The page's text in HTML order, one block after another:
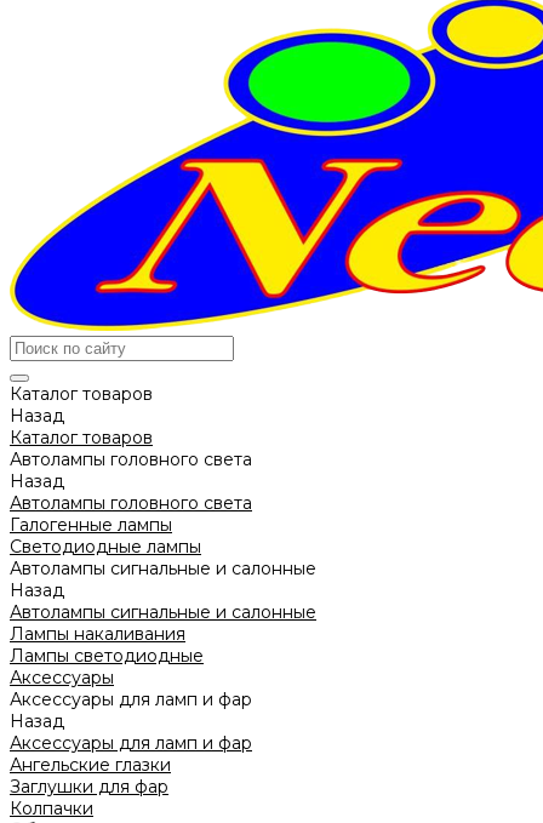
Каталог товаров
Назад
Каталог товаров
Автолампы головного света
Назад
Автолампы головного света
Галогенные лампы
Светодиодные лампы
Автолампы сигнальные и салонные
Назад
Автолампы сигнальные и салонные
Лампы накаливания
Лампы светодиодные
Аксессуары
Аксессуары для ламп и фар
Назад
Аксессуары для ламп и фар
Ангельские глазки
Заглушки для фар
Колпачки